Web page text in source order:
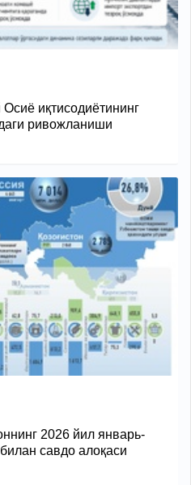
иқтисодиётининг
ривожланиши
2026 йил январь-
савдо алоқаси